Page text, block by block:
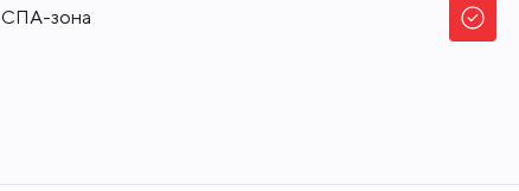
СПА-зона